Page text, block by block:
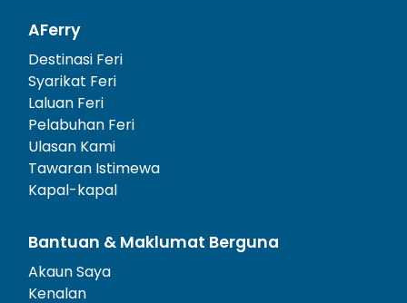
AFerry
Destinasi Feri
Syarikat Feri
Laluan Feri
Pelabuhan Feri
Ulasan Kami
Tawaran Istimewa
Kapal-kapal
Bantuan & Maklumat Berguna
Akaun Saya
Kenalan